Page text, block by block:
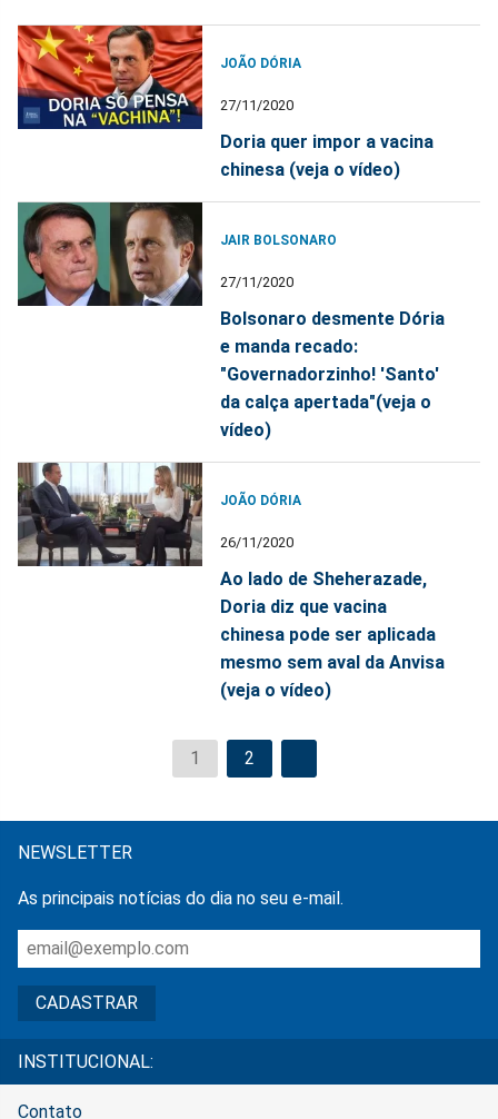
JOÃO DÓRIA
27/11/2020
Doria quer impor a vacina
chinesa (veja o vídeo)
JAIR BOLSONARO
27/11/2020
Bolsonaro desmente Dória
e manda recado:
"Governadorzinho! 'Santo'
da calça apertada"(veja o
vídeo)
JOÃO DÓRIA
26/11/2020
Ao lado de Sheherazade,
Doria diz que vacina
chinesa pode ser aplicada
mesmo sem aval da Anvisa
(veja o vídeo)
1 2
NEWSLETTER
As principais notícias do dia no seu e-mail.
INSTITUCIONAL:
Contato